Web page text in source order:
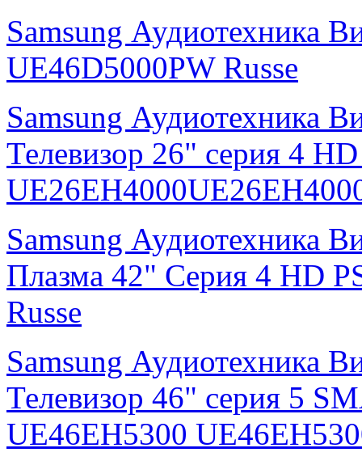
Samsung Аудиотехника
UE46D5000PW Russe
Samsung Аудиотехника
Телевизор 26" серия 4
Samsung Аудиотехника
Плазма 42" Серия 4 HD
Russe
Samsung Аудиотехника
Телевизор 46" серия 5
UE46EH5300